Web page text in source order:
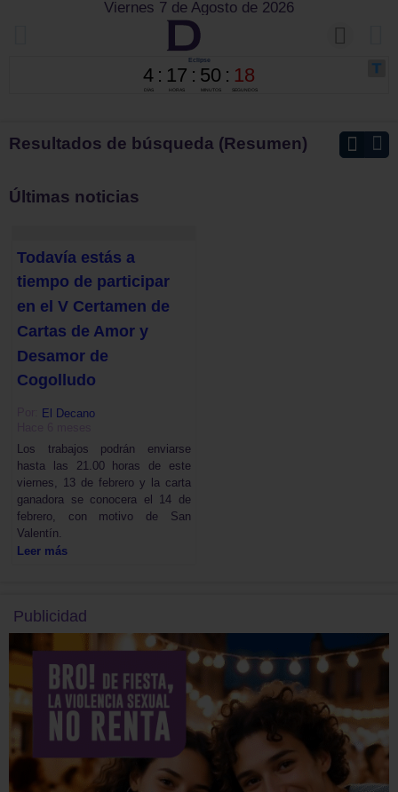
Viernes 7 de Agosto de 2026
Resultados de búsqueda (Resumen)
Últimas noticias
Todavía estás a
tiempo de participar
en el V Certamen de
Cartas de Amor y
Desamor de
Cogolludo
El Decano
Los trabajos podrán enviarse
hasta las 21.00 horas de este
viernes, 13 de febrero y la carta
ganadora se conocera el 14 de
febrero, con motivo de San
Valentín.
Leer más
Publicidad